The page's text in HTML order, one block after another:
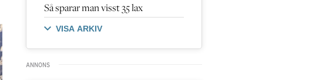
Så sparar man visst 35 lax
VISA ARKIV